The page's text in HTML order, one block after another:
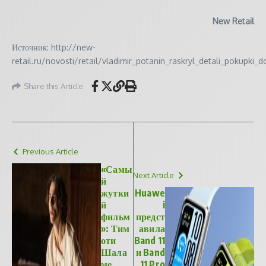
New Retail
Источник: http://new-
retail.ru/novosti/retail/
Share this Article
Previous Article
«Самы
й
жутки
й
фильм
»: Тим
оти
Шала
Next Article
Huawe
i
предст
авила
Band 11
и Band